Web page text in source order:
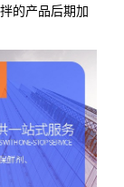
的产品后期加